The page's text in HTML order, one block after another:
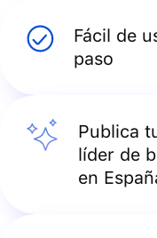
Fácil de
paso
Publica
líder de
en